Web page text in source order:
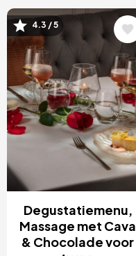
Afbeelding
4.3 / 5
Degustatiemenu,
Massage met Cava
& Chocolade voor